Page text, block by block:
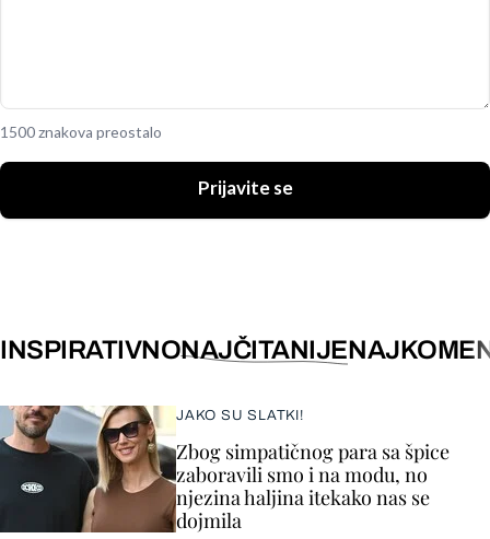
1500 znakova preostalo
Prijavite se
INSPIRATIVNONAJČITANIJE
JAKO SU SLATKI!
Zbog simpatičnog para sa špice
zaboravili smo i na modu, no
njezina haljina itekako nas se
dojmila